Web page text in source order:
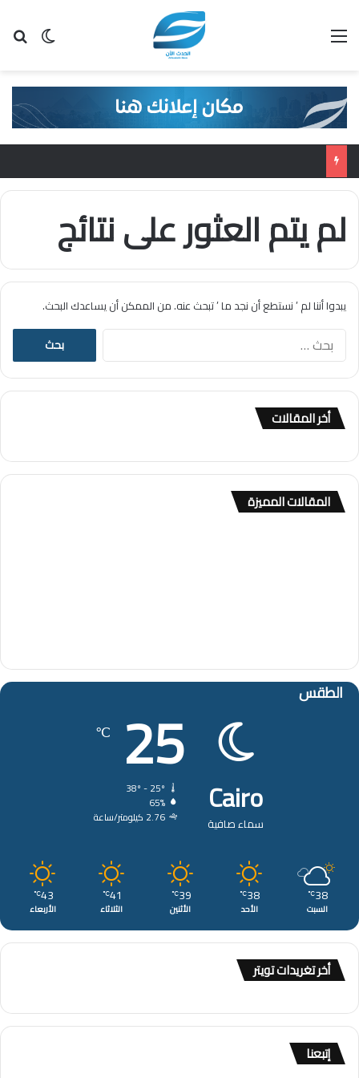
لم يتم العثور على نتائج
يبدوا أننا لم ’ نستطع أن نجد ما ’ تبحث عنه. من الممكن أن يساعدك البحث.
ا
ح
أخر المقالات
المقالات المميزة
الطقس
Cairo
سماء صافية
25
℃
65%
2.76 كيلومتر/ساعة
38
℃
السبت
38
℃
الأحد
39
℃
الأثنين
41
℃
الثلاثاء
43
℃
الأربعاء
أخر تغريدات تويتر
إتبعنا